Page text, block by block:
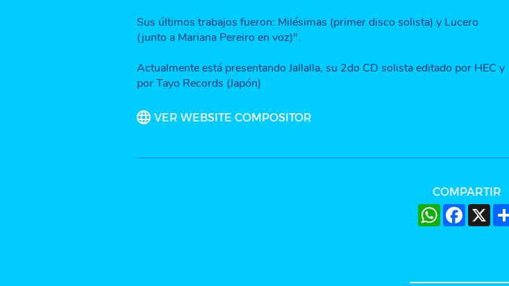
Sus últimos trabajos fueron: Milésimas (primer disco solista) y Lucero
(junto a Mariana Pereiro en voz)".
Actualmente está presentando Jallalla, su 2do CD solista editado por HEC y
por Tayo Records (Japón)
VER WEBSITE COMPOSITOR
COMPARTIR
WhatsAppFacebook
X